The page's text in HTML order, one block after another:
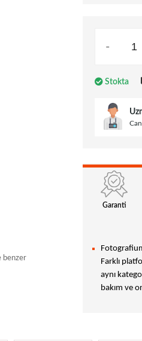
benzer
-
Stokta
Garanti
Farklı
aynı
bakım ve